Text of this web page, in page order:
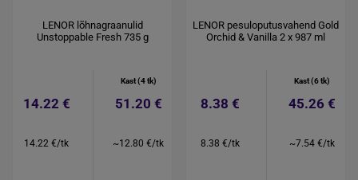
LENOR lõhnagraanulid
Unstoppable Fresh 735 g
14.22 €
14.22 €/tk
Kast (4 tk)
51.20 €
~12.80 €/tk
LENOR pesuloputusvahend Gold
Orchid & Vanilla 2 x 987 ml
8.38 €
8.38 €/tk
Kast (6 tk)
45.26 €
~7.54 €/tk